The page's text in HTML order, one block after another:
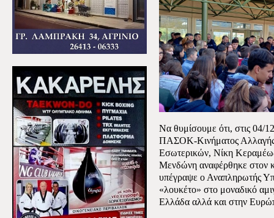
Να θυμίσουμε ότι, στις 04/
ΠΑΣΟΚ-Κινήματος Αλλαγής
Εσωτερικών, Νίκη
Μενδώνη αναφέρθηκε στον
υπέγραψε ο Αναπληρωτής
«λουκέτο» στο μοναδικό
Ελλάδα αλλά και στην